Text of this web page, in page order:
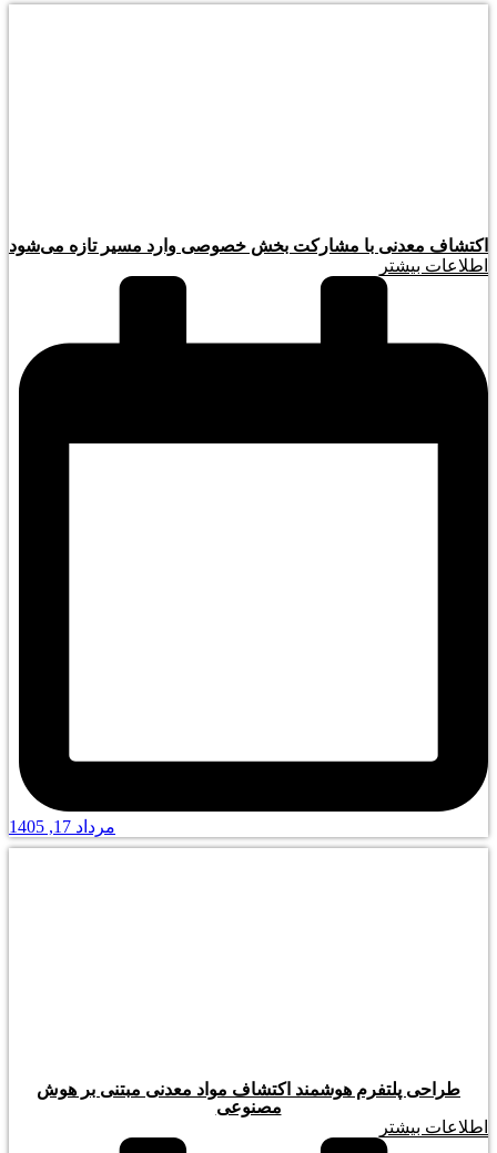
اکتشاف معدنی با مشارکت بخش خصوصی وارد مسیر تازه می‌شود
اطلاعات بیشتر
مرداد 17, 1405
طراحی پلتفرم هوشمند اکتشاف مواد معدنی مبتنی بر هوش
مصنوعی
اطلاعات بیشتر